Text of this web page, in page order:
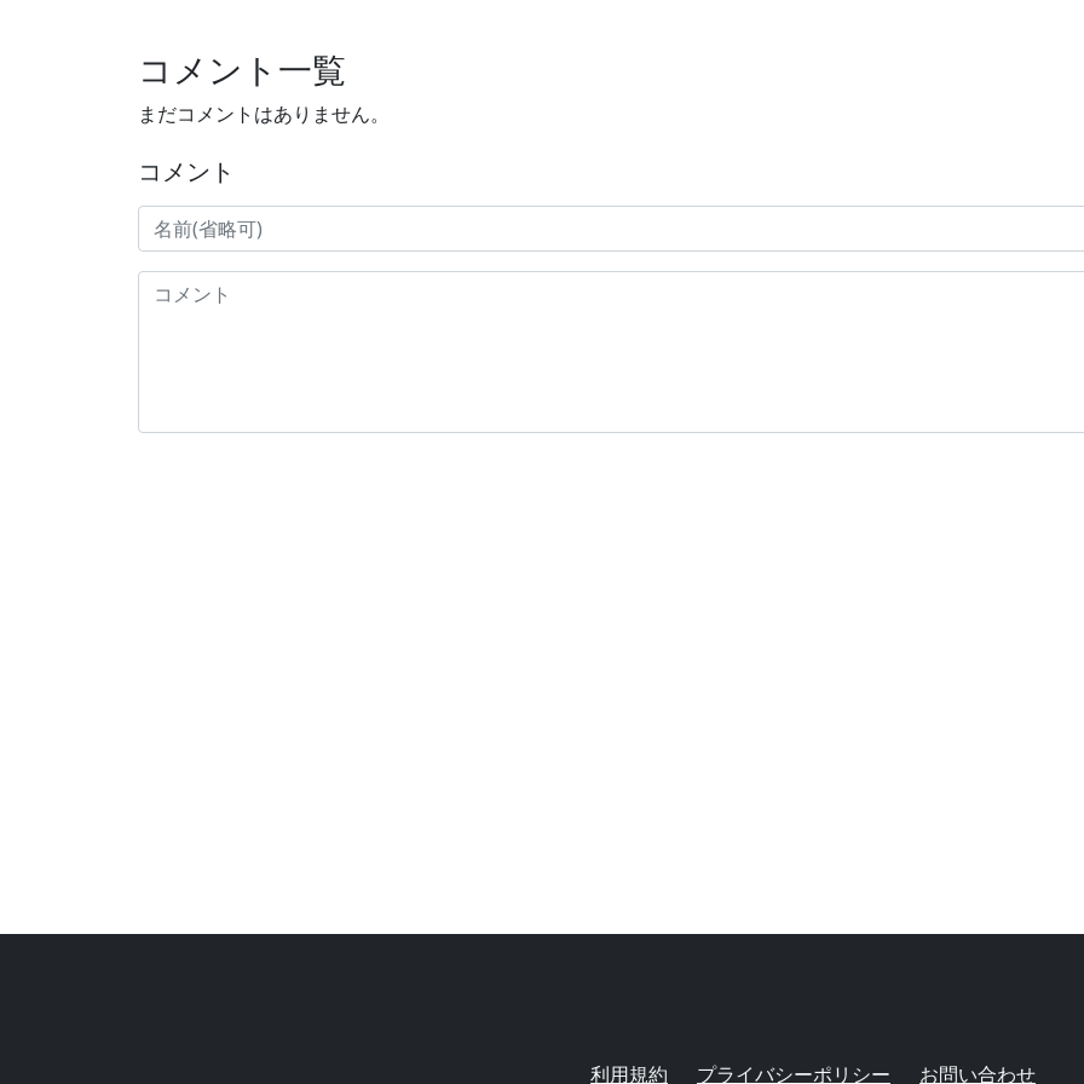
コメント一覧
まだコメントはありません。
コメント
利用規約 プライバシーポリシー お問い合わせ